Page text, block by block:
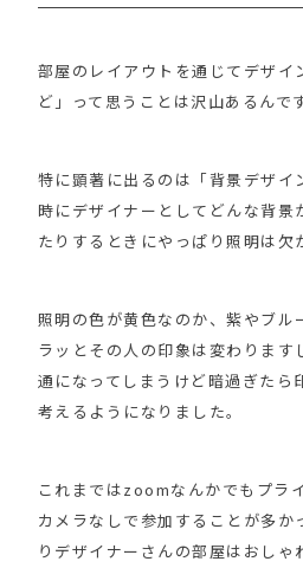
部屋のレイアウトを通じてデザイ
ど」って思うことは沢山あるんで
特に顕著に出るのは「背景デザ
時にデザイナーとしてどんな背景
たりするときにやっぱり照明は欠
照明の色が黄色なのか、紫やブル
ラッとその人の印象は変わります
通になってしまうけど暗過ぎたら
考えるようになりました。
これまではzoomなんかでもプラ
カメラなしで参加することが多か
りデザイナーさんの部屋はおしゃ